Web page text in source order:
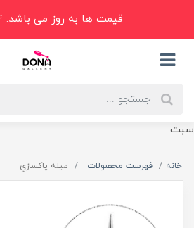
سبت
قیمت ها به روز می باشد. 1405/05/14
خانه فهرست محصولات ميله پاکسازي